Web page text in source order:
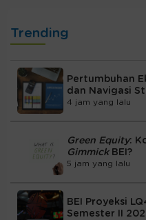
Trending
Pertumbuhan
dan Navigasi
4 jam yang lalu
Green Equity:
Gimmick BEI?
5 jam yang lalu
BEI Proyeksi
Semester II